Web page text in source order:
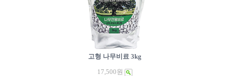
고형 나무비료 3kg
17,500원